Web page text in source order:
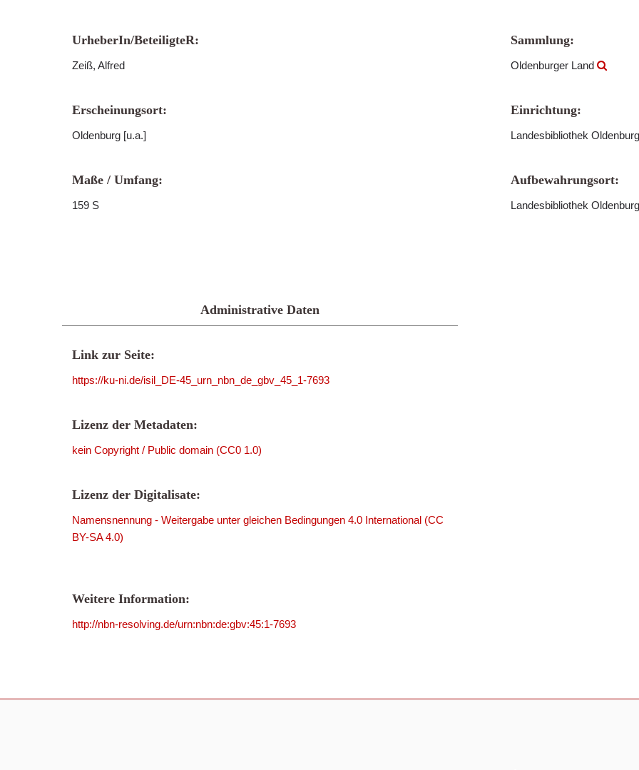
UrheberIn/BeteiligteR:
Zeiß, Alfred
Erscheinungsort:
Oldenburg [u.a.]
Maße / Umfang:
159 S
Sammlung:
Oldenburger Land
Einrichtung:
Landesbibliothek
Aufbewahrungsort:
Landesbibliothek Oldenburg
Administrative Daten
Link zur Seite:
https://ku-ni.de/isil_DE-45_urn_nbn_de_gbv_45_1-7693
Lizenz der Metadaten:
kein Copyright / Public domain (CC0 1.0)
Lizenz der Digitalisate:
Namensnennung - Weitergabe unter gleichen Bedingungen 4.0 International (CC
BY-SA 4.0)
Weitere Information:
http://nbn-resolving.de/urn:nbn:de:gbv:45:1-7693